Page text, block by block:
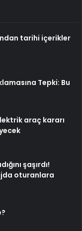
tarihi içerikler
Tepki: Bu
araç kararı
şaşırdı!
oturanlara